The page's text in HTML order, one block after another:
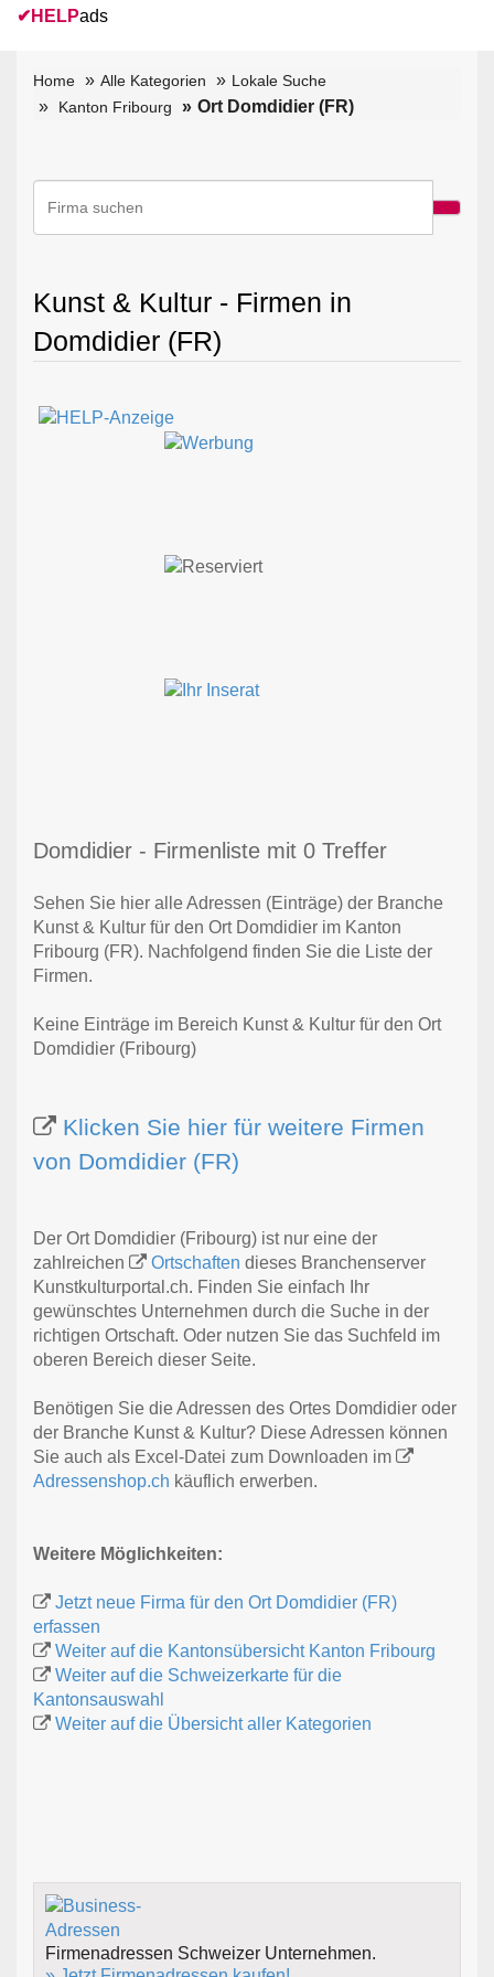
✔ HELPads
Home Alle Kategorien
Lokale Suche
Kanton Fribourg
Ort Domdidier (FR)
Kunst & Kultur - Firmen in
Domdidier (FR)
Domdidier - Firmenliste mit 0 Treffer
Sehen Sie hier alle Adressen (Einträge) der Branche
Kunst & Kultur für den Ort Domdidier im Kanton
Fribourg (FR). Nachfolgend finden Sie die Liste der
Firmen.
Keine Einträge im Bereich Kunst & Kultur für den Ort
Domdidier (Fribourg)
Klicken Sie hier für weitere Firmen
von Domdidier (FR)
Der Ort Domdidier (Fribourg) ist nur eine der
zahlreichen
Ortschaften dieses Branchenserver
Kunstkulturportal.ch. Finden Sie einfach Ihr
gewünschtes Unternehmen durch die Suche in der
richtigen Ortschaft. Oder nutzen Sie das Suchfeld im
oberen Bereich dieser Seite.
Benötigen Sie die Adressen des Ortes Domdidier oder
der Branche Kunst & Kultur? Diese Adressen können
Sie auch als Excel-Datei zum Downloaden im
Adressenshop.ch käuflich erwerben.
Weitere Möglichkeiten:
Jetzt neue Firma für den Ort Domdidier (FR)
erfassen
Weiter auf die Kantonsübersicht Kanton Fribourg
Weiter auf die Schweizerkarte für die
Kantonsauswahl
Weiter auf die Übersicht aller Kategorien
Firmenadressen Schweizer Unternehmen.